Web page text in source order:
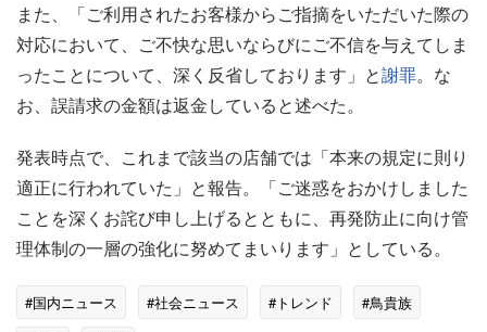
また、「ご利用されたお客様からご指摘をいただいた際の
対応において、ご不快な思いならびにご不信を与えてしま
ったことについて、深く反省しております」と謝罪。な
お、誤請求の金額は返金していると述べた。
発表時点で、これまで該当の店舗では「本来の規定に則り
適正に行われていた」と報告。「ご迷惑をおかけしました
ことを深くお詫び申し上げるとともに、再発防止に向け管
理体制の一層の強化に努めてまいります」としている。
#国内ニュース #社会ニュース #トレンド
#鳥貴族